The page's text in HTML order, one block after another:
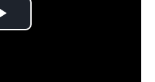
Play Video